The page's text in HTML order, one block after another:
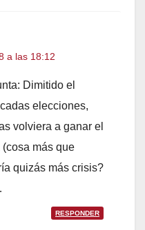
a las 18:12
Dimitido el
elecciones,
volviera a ganar el
más que
quizás más crisis?
RESPONDER